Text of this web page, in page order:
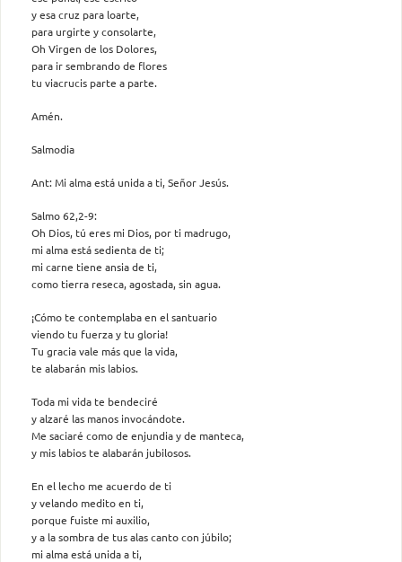
y esa cruz para loarte,
para urgirte y consolarte,
Oh Virgen de los Dolores,
para ir sembrando de flores
tu viacrucis parte a parte.
Amén.
Salmodia
Ant: Mi alma está unida a ti, Señor Jesús.
Salmo 62,2-9:
Oh Dios, tú eres mi Dios, por ti madrugo,
mi alma está sedienta de ti;
mi carne tiene ansia de ti,
como tierra reseca, agostada, sin agua.
¡Cómo te contemplaba en el santuario
viendo tu fuerza y tu gloria!
Tu gracia vale más que la vida,
te alabarán mis labios.
Toda mi vida te bendeciré
y alzaré las manos invocándote.
Me saciaré como de enjundia y de manteca,
y mis labios te alabarán jubilosos.
En el lecho me acuerdo de ti
y velando medito en ti,
porque fuiste mi auxilio,
y a la sombra de tus alas canto con júbilo;
mi alma está unida a ti,